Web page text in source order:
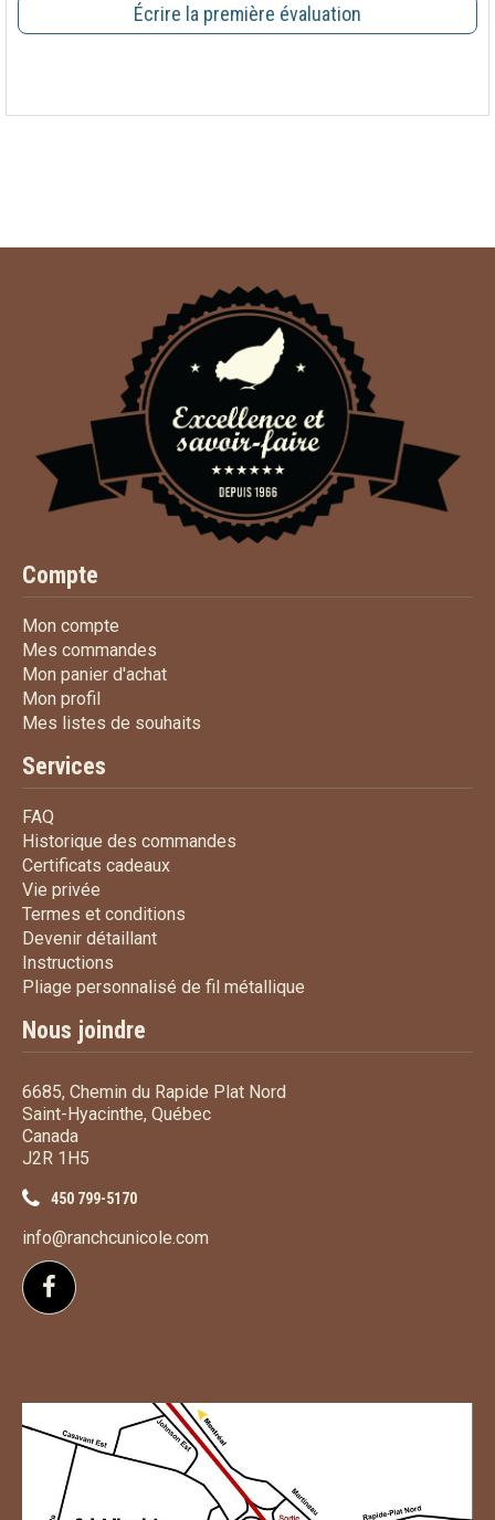
Écrire la première évaluation
Compte
Mon compte
Mes commandes
Mon panier d'achatMon panier d'achat
Mon profil
Mes listes de souhaits
Services
FAQ
Historique des commandes
Certificats cadeauxCertificats cadeaux
Vie privée
Termes et conditions
Devenir détaillantDevenir détaillant
Instructions
Pliage personnalisé de fil métallique
Nous joindre
6685, Chemin du Rapide Plat Nord
Saint-Hyacinthe, Québec
Canada
J2R 1H5
450 799-5170
info@ranchcunicole.com
Suivez-nous sur Facebook